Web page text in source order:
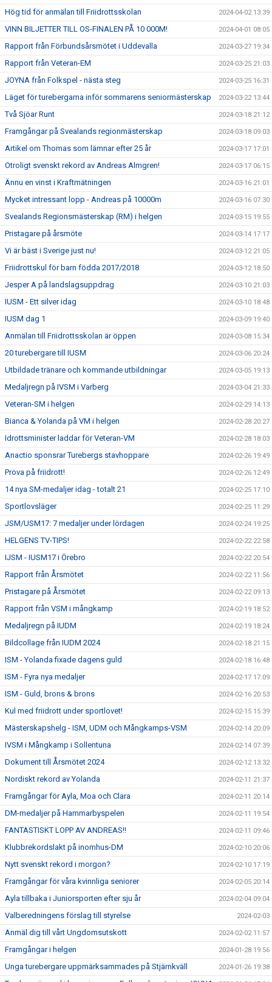
Hög tid för anmälan till Friidrottsskolan 2024-04-02 13:39
VINN BILJETTER TILL OS-FINALEN PÅ 10 000M! 2024-04-01 08:05
Rapport från Förbundsårsmötet i Uddevalla 2024-03-27 19:34
Rapport från Veteran-EM 2024-03-25 21:03
JOYNA från Folkspel - nästa steg 2024-03-25 16:31
Läget för turebergarna inför sommarens seniormästerskap 2024-03-22 13:44
Två Sjöar Runt 2024-03-18 21:12
Framgångar på Svealands regionmästerskap 2024-03-18 09:03
Artikel om Thomas som lämnar efter 25 år 2024-03-17 17:01
Otroligt svenskt rekord av Andreas Almgren! 2024-03-17 06:15
Ännu en vinst i Kraftmätningen 2024-03-16 21:01
Mycket intressant lopp - Andreas på 10000m 2024-03-16 07:30
Svealands Regionsmästerskap (RM) i helgen 2024-03-15 19:55
Pristagare på årsmöte 2024-03-14 17:17
Vi är bäst i Sverige just nu! 2024-03-12 21:05
Friidrottskul för barn födda 2017/2018 2024-03-12 18:50
Jesper A på landslagsuppdrag 2024-03-10 21:03
IUSM - Ett silver idag 2024-03-10 18:48
IUSM dag 1 2024-03-09 19:40
Anmälan till Friidrottsskolan är öppen 2024-03-08 15:34
20 turebergare till IUSM 2024-03-06 20:24
Utbildade tränare och kommande utbildningar 2024-03-05 19:13
Medaljregn på IVSM i Varberg 2024-03-04 21:33
Veteran-SM i helgen 2024-02-29 14:13
Bianca & Yolanda på VM i helgen 2024-02-28 20:27
Idrottsminister laddar för Veteran-VM 2024-02-28 18:03
Anactio sponsrar Turebergs stavhoppare 2024-02-26 19:49
Prova på friidrott! 2024-02-26 12:49
14 nya SM-medaljer idag - totalt 21 2024-02-25 17:10
Sportlovsläger 2024-02-25 11:29
JSM/USM17: 7 medaljer under lördagen 2024-02-24 19:25
HELGENS TV-TIPS! 2024-02-22 22:58
IJSM - IUSM17 i Örebro 2024-02-22 20:54
Rapport från Årsmötet 2024-02-22 11:56
Pristagare på Årsmötet 2024-02-22 09:13
Rapport från VSM i mångkamp 2024-02-19 18:52
Medaljregn på IUDM 2024-02-19 18:24
Bildcollage från IUDM 2024 2024-02-18 21:15
ISM - Yolanda fixade dagens guld 2024-02-18 16:48
ISM - Fyra nya medaljer 2024-02-17 17:09
ISM - Guld, brons & brons 2024-02-16 20:53
Kul med friidrott under sportlovet! 2024-02-15 15:39
Mästerskapshelg - ISM, UDM och Mångkamps-VSM 2024-02-14 20:09
IVSM i Mångkamp i Sollentuna 2024-02-14 07:39
Dokument till Årsmötet 2024 2024-02-12 13:32
Nordiskt rekord av Yolanda 2024-02-11 21:37
Framgångar för Ayla, Moa och Clara 2024-02-11 20:14
DM-medaljer på Hammarbyspelen 2024-02-11 19:54
FANTASTISKT LOPP AV ANDREAS!! 2024-02-11 09:46
Klubbrekordslakt på inomhus-DM 2024-02-10 20:06
Nytt svenskt rekord i morgon? 2024-02-10 17:19
Framgångar för våra kvinnliga seniorer 2024-02-05 20:14
Ayla tillbaka i Juniorsporten efter sju år 2024-02-04 09:04
Valberedningens förslag till styrelse 2024-02-03
Anmäl dig till vårt Ungdomsutskott 2024-02-02 11:57
Framgångar i helgen 2024-01-28 19:56
Unga turebergare uppmärksammades på Stjärnkväll 2024-01-26 19:38